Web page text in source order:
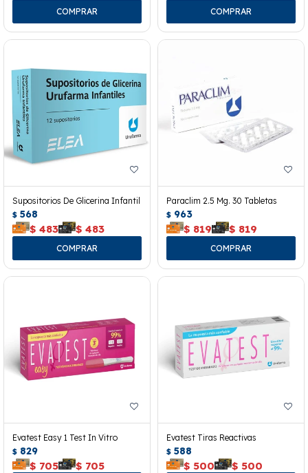
Supositorios De Glicerina Infantil
$ 568
$ 483 $ 483
Paraclim 2.5 Mg. 30 Tabletas
$ 963
$ 819 $ 819
Evatest Easy 1 Test In Vitro
$ 829
$ 705 $ 705
Evatest Tiras Reactivas
$ 588
$ 500 $ 500